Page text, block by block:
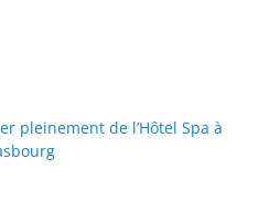
pleinement de l’Hôtel Spa à